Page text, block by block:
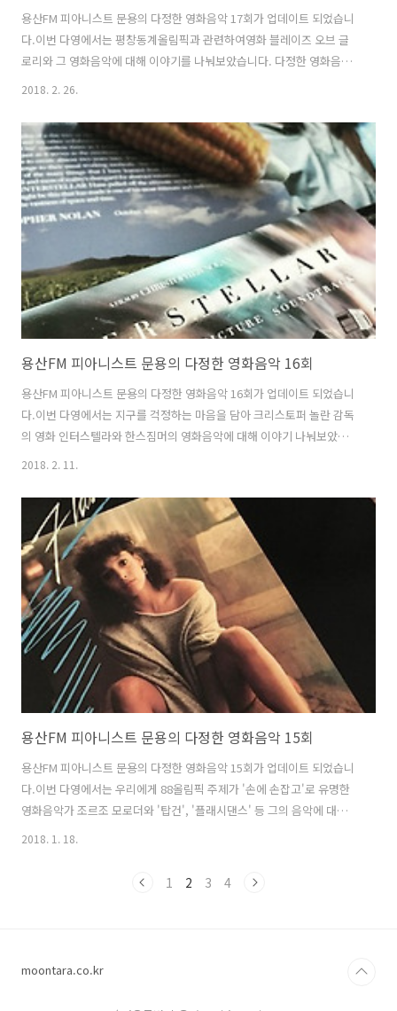
용산FM 피아니스트 문용의 다정한 영화음악 17회가 업데이트 되었습니
다.이번 다영에서는 평창동계올림픽과 관련하여영화 블레이즈 오브 글
로리와 그 영화음악에 대해 이야기를 나눠보았습니다. 다정한 영화음악
17회 녹음은 문타라스튜디오에서 이뤄졌습니다. 그럼 용산FM 피아니스
는 커다란 힘이 됩니다 :) 팟티:
https://www.podty.me/episode/14229927팟빵:
http://www.podbbang.com/ch/7604?e=22542277
2018. 2. 26.
용산FM 피아니스트 문용의 다정한 영화음악 16회
용산FM 피아니스트 문용의 다정한 영화음악 16회가 업데이트 되었습니
다.이번 다영에서는 지구를 걱정하는 마음을 담아 크리스토퍼 놀란 감독
의 영화 인터스텔라와 한스짐머의 영화음악에 대해 이야기 나눠보았습
랍니다.댓글과 좋아요는 커다란 힘이 됩니다 :) 팟티:
https://www.podty.me/episode/14229926팟빵:
http://www.podbbang.com/ch/7604?e=22530621
2018. 2. 11.
용산FM 피아니스트 문용의 다정한 영화음악 15회
용산FM 피아니스트 문용의 다정한 영화음악 15회가 업데이트 되었습니
다.이번 다영에서는 우리에게 88올림픽 주제가 '손에 손잡고'로 유명한
영화음악가 조르조 모로더와 '탑건', '플래시댄스' 등 그의 음악에 대해
이야기 나눠보았습니다. 다정한 영화음악 15회 녹음은 문타라스튜디오
15회를 들어보시기 바랍니다.댓글과 좋아요는 많은 힘이 됩니다 :) 팟티:
2018. 1. 18.
1 2 3 4
moontara.co.kr